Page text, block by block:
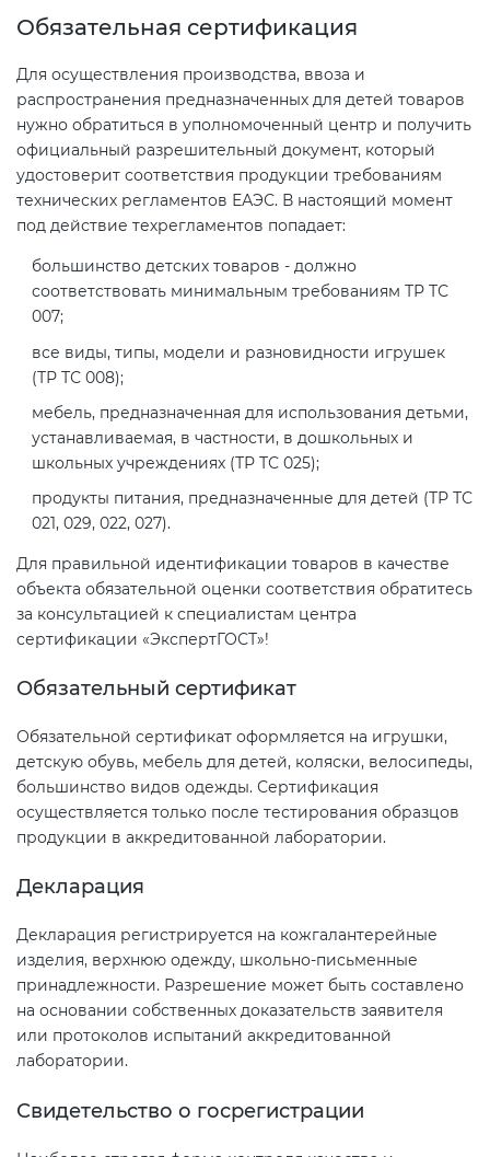
Обязательная сертификация
Для осуществления производства, ввоза и
распространения предназначенных для детей товаров
нужно обратиться в уполномоченный центр и получить
официальный разрешительный документ, который
удостоверит соответствия продукции требованиям
технических регламентов ЕАЭС. В настоящий момент
под действие техрегламентов попадает:
большинство детских товаров - должно
соответствовать минимальным требованиям ТР ТС
007;
все виды, типы, модели и разновидности игрушек
(ТР ТС 008);
мебель, предназначенная для использования детьми,
устанавливаемая, в частности, в дошкольных и
школьных учреждениях (ТР ТС 025);
продукты питания, предназначенные для детей (ТР ТС
021, 029, 022, 027).
Для правильной идентификации товаров в качестве
объекта обязательной оценки соответствия обратитесь
за консультацией к специалистам центра
сертификации «ЭкспертГОСТ»!
Обязательный сертификат
Обязательной сертификат оформляется на игрушки,
детскую обувь, мебель для детей, коляски, велосипеды,
большинство видов одежды. Сертификация
осуществляется только после тестирования образцов
продукции в аккредитованной лаборатории.
Декларация
Декларация регистрируется на кожгалантерейные
изделия, верхнюю одежду, школьно-письменные
принадлежности. Разрешение может быть составлено
на основании собственных доказательств заявителя
или протоколов испытаний аккредитованной
лаборатории.
Свидетельство о госрегистрации
Декларирование косметики (ТР
ТС 009)
Декларирование оборудования
по схеме 5Д (ТР ТС 010)
Декларирование пищевой
продукции (ТР ТС 021)
Декларирование алкогольной
продукции (ТР ЕАЭС 047)
электромагнитной
совместимости (ТР ТС 020)
Сертификация детских товаров
(ТР ТС 007)
Сертификация товаров легкой
Сертификация промышленного
оборудования (ТР ТС 010)
индивидуальной защиты (ТР ТС
Действующие технические
регламенты